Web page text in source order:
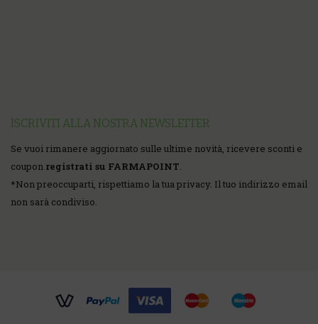
ISCRIVITI ALLA NOSTRA NEWSLETTER
Se vuoi rimanere aggiornato sulle ultime novità, ricevere sconti e
coupon registrati su FARMAPOINT.
*Non preoccuparti, rispettiamo la tua privacy. Il tuo indirizzo email
non sarà condiviso.